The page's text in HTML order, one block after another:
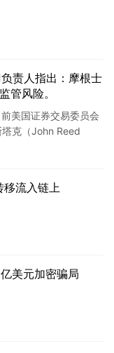
责人指出：摩根士
管风险。
美国证券交易委员会
塔克（John Reed
移流入链上
美元加密骗局